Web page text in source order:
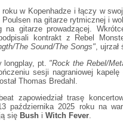
roku w Kopenhadze i łączy w
na gitarze rytmicznej i
gitarze prowadzącej.
kontrakt z Rebel
The Sound/The Songs", ujrzał
longplay, pt. "Rock the Rebel/
sesji nagraniowej
Thomas Bredahl.
zapowiedział trasę
października 2025 roku na
się Bush i Witch Fever.